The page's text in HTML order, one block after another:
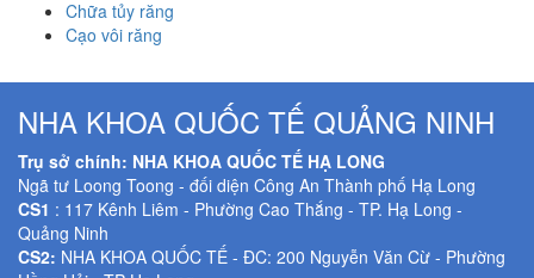
Chữa tủy răng
Cạo vôi răng
NHA KHOA QUỐC TẾ QUẢNG NINH
Trụ sở chính: NHA KHOA QUỐC TẾ HẠ LONG
Ngã tư Loong Toong - đối diện Công An Thành phố Hạ Long
CS1 : 117 Kênh Liêm - Phường Cao Thắng - TP. Hạ Long -
Quảng Ninh
CS2: NHA KHOA QUỐC TẾ - ĐC: 200 Nguyễn Văn Cừ - Phường